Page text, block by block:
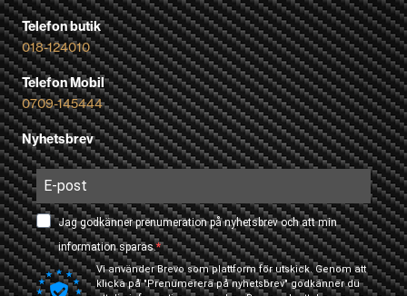
Telefon butik
018-124010
Telefon Mobil
0709-145444
Nyhetsbrev
Jag godkänner prenumeration på nyhetsbrev och att min
information sparas.
Vi använder Brevo som plattform för utskick. Genom att
klicka på "Prenumerera på nyhetsbrev" godkänner du